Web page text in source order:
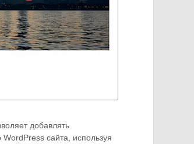
добавлять
сайта, используя